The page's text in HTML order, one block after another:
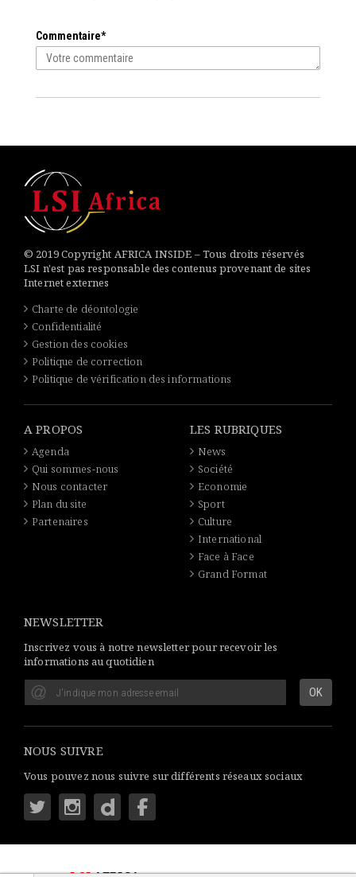
Commentaire*
© 2019 Copyright AFRICA INSIDE – Tous droits réservés
LSI n'est pas responsable des contenus provenant de sites
Internet externes
Charte de déontologie
Confidentialité
Gestion des cookies
Politique de correction
Politique de vérification des informations
A PROPOS
Agenda
Qui sommes-nous
Nous contacter
Plan du site
Partenaires
LES RUBRIQUES
News
Société
Economie
Sport
Culture
International
Face à Face
Grand Format
NEWSLETTER
Inscrivez vous à notre newsletter pour recevoir les
informations au quotidien
NOUS SUIVRE
Vous pouvez nous suivre sur différents réseaux sociaux